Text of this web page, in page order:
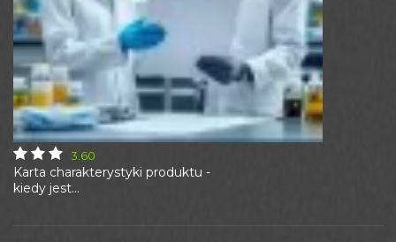
Karta charakterystyki produktu -
kiedy jest...
3.60